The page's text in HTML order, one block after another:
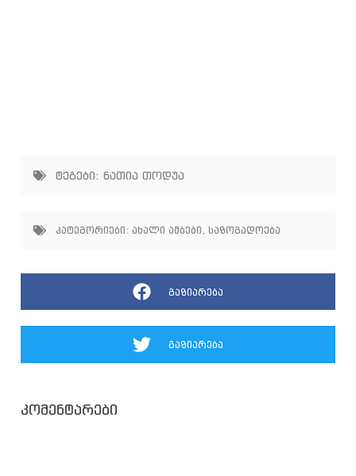
ტეგები: ნათია თოდუა
კატეგორიები: ახალი ამბები , საზოგადოება
გაზიარება
გაზიარება
კომენტარები